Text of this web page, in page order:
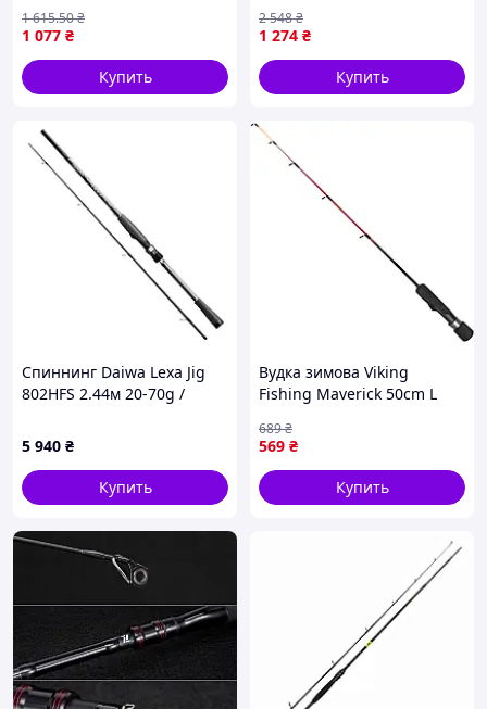
близких дистанциях FLAME
1 077 ₴
1 615.50₴
Купить
с безколечковым
строением
1 274 ₴
2 548₴
Купить
Спиннинг Daiwa Lexa Jig
802HFS 2.44м 20-70g /
2025
5 940 ₴
Купить
Вудка зимова Viking
Fishing Maverick 50cm L
1919.00.35
569 ₴
689₴
Купить